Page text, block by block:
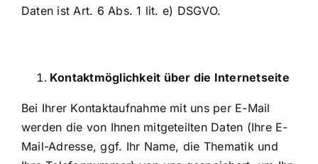
Daten ist Art. 6 Abs. 1 lit. e) DSGVO.
Kontaktmöglichkeit über die Internetseite
Bei Ihrer Kontaktaufnahme mit uns per E-Mail
werden die von Ihnen mitgeteilten Daten (Ihre E-
Mail-Adresse, ggf. Ihr Name, die Thematik und